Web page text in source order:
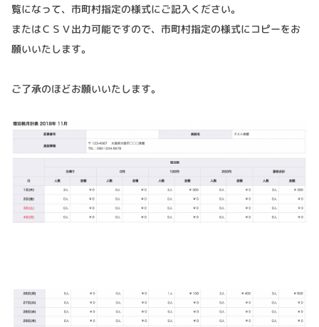
覧になって、市町村指定の様式にご記入ください。
またはＣＳＶ出力可能ですので、市町村指定の様式にコピーをお
願いいたします。
ご了承のほどお願いいたします。